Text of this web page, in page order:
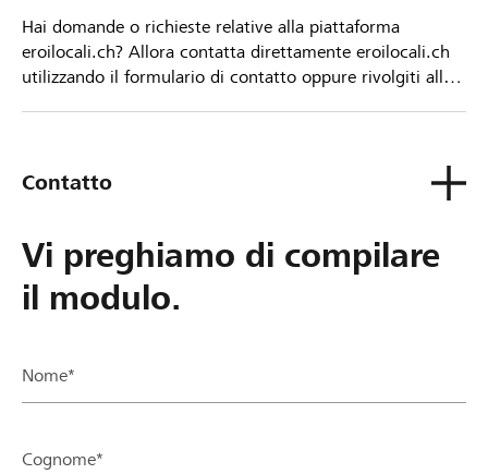
Hai domande o richieste relative alla piattaforma
eroilocali.ch? Allora contatta direttamente eroilocali.ch
utilizzando il formulario di contatto oppure rivolgiti alla
Contatto
Vi preghiamo di compilare
il modulo.
Nome*
Cognome*